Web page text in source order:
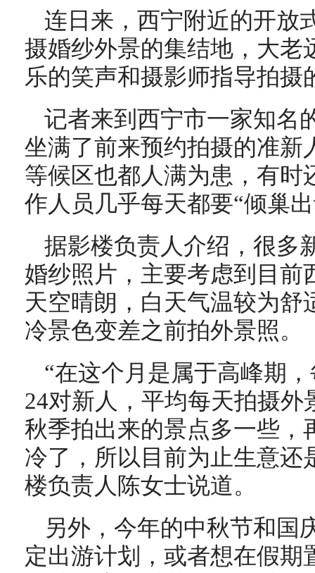
连日来，西宁附近的开放
摄婚纱外景的集结地，大老
乐的笑声和摄影师指导拍摄
记者来到西宁市一家知名
坐满了前来预约拍摄的准新
等候区也都人满为患，有时
作人员几乎每天都要“倾巢
据影楼负责人介绍，很多
婚纱照片，主要考虑到目前
天空晴朗，白天气温较为舒
冷景色变差之前拍外景照。
“在这个月是属于高峰期
24对新人，平均每天拍摄外
秋季拍出来的景点多一些，
冷了，所以目前为止生意还
楼负责人陈女士说道。
另外，今年的中秋节和国
定出游计划，或者想在假期